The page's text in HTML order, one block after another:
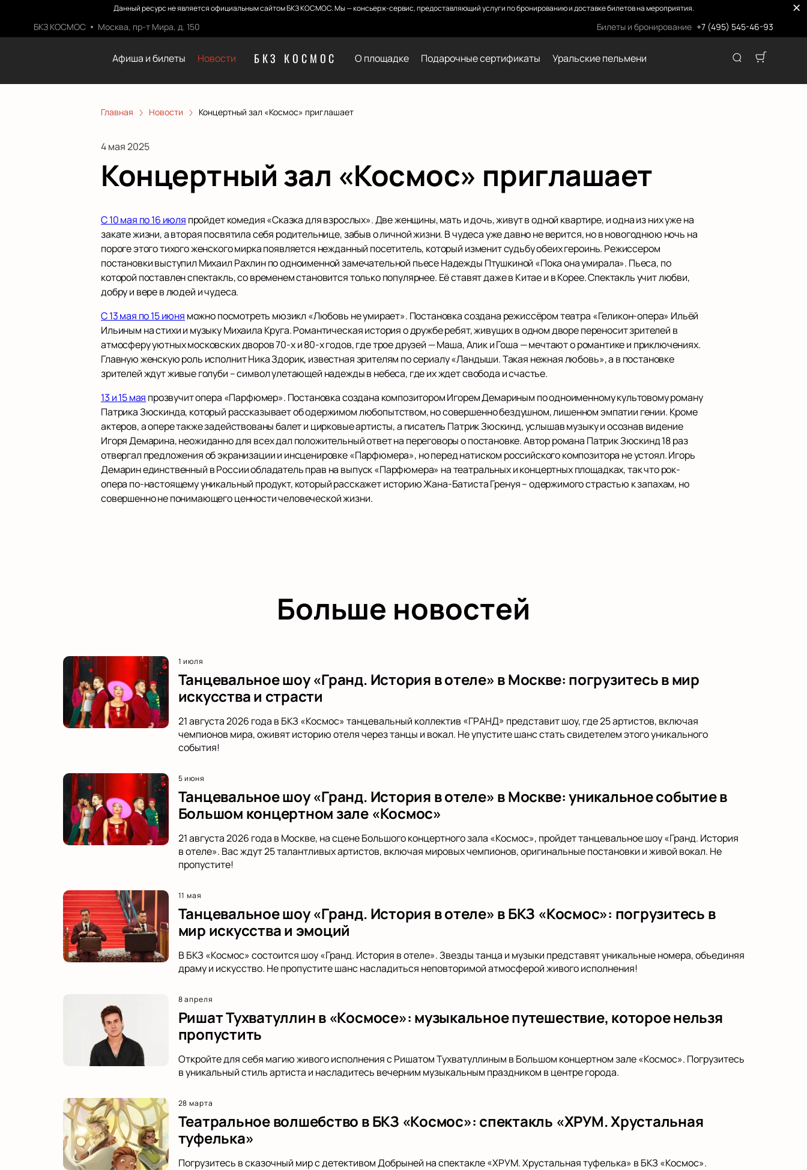
Данный ресурс не является официальным сайтом БКЗ КОСМОС. Мы — консьерж-сервис, предоставляющий услуги по бронированию и доставке билетов на мероприятия.
БКЗ КОСМОС Москва, пр-т Мира, д. 150 Билеты и бронирование +7 (495) 545-46-93
Афиша и билеты Новости БКЗ КОСМОС О площадке Подарочные сертификаты Уральские пельмени
Главная Новости Концертный зал «Космос» приглашает
4 мая 2025
Концертный зал «Космос» приглашает
С 10 мая по 16 июля пройдет комедия «Сказка для взрослых». Две женщины, мать и дочь, живут в одной квартире, и одна из них уже на
закате жизни, а вторая посвятила себя родительнице, забыв о личной жизни. В чудеса уже давно не верится, но в новогоднюю ночь на
пороге этого тихого женского мирка появляется нежданный посетитель, который изменит судьбу обеих героинь. Режиссером
постановки выступил Михаил Рахлин по одноименной замечательной пьесе Надежды Птушкиной «Пока она умирала». Пьеса, по
которой поставлен спектакль, со временем становится только популярнее. Её ставят даже в Китае и в Корее. Спектакль учит любви,
добру и вере в людей и чудеса.
С 13 мая по 15 июня можно посмотреть мюзикл «Любовь не умирает». Постановка создана режиссёром театра «Геликон-опера» Ильёй
Ильиным на стихи и музыку Михаила Круга. Романтическая история о дружбе ребят, живущих в одном дворе переносит зрителей в
атмосферу уютных московских дворов 70-х и 80-х годов, где трое друзей — Маша, Алик и Гоша — мечтают о романтике и приключениях.
Главную женскую роль исполнит Ника Здорик, известная зрителям по сериалу «Ландыши. Такая нежная любовь», а в постановке
зрителей ждут живые голуби – символ улетающей надежды в небеса, где их ждет свобода и счастье.
13 и 15 мая прозвучит опера «Парфюмер». Постановка создана композитором Игорем Демариным по одноименному культовому роману
Патрика Зюскинда, который рассказывает об одержимом любопытством, но совершенно бездушном, лишенном эмпатии гении. Кроме
актеров, а опере также задействованы балет и цирковые артисты, а писатель Патрик Зюскинд, услышав музыку и осознав видение
Игоря Демарина, неожиданно для всех дал положительный ответ на переговоры о постановке. Автор романа Патрик Зюскинд 18 раз
отвергал предложения об экранизации и инсценировке «Парфюмера», но перед натиском российского композитора не устоял. Игорь
Демарин единственный в России обладатель прав на выпуск «Парфюмера» на театральных и концертных площадках, так что рок-
опера по-настоящему уникальный продукт, который расскажет историю Жана-Батиста Гренуя – одержимого страстью к запахам, но
совершенно не понимающего ценности человеческой жизни.
Больше новостей
1 июля
Танцевальное шоу «Гранд. История в отеле» в Москве: погрузитесь в мир
искусства и страсти
21 августа 2026 года в БКЗ «Космос» танцевальный коллектив «ГРАНД» представит шоу, где 25 артистов, включая
чемпионов мира, оживят историю отеля через танцы и вокал. Не упустите шанс стать свидетелем этого уникального
события!
5 июня
Танцевальное шоу «Гранд. История в отеле» в Москве: уникальное событие в
Большом концертном зале «Космос»
21 августа 2026 года в Москве, на сцене Большого концертного зала «Космос», пройдет танцевальное шоу «Гранд. История
в отеле». Вас ждут 25 талантливых артистов, включая мировых чемпионов, оригинальные постановки и живой вокал. Не
пропустите!
11 мая
Танцевальное шоу «Гранд. История в отеле» в БКЗ «Космос»: погрузитесь в
мир искусства и эмоций
В БКЗ «Космос» состоится шоу «Гранд. История в отеле». Звезды танца и музыки представят уникальные номера, объединяя
драму и искусство. Не пропустите шанс насладиться неповторимой атмосферой живого исполнения!
8 апреля
Ришат Тухватуллин в «Космосе»: музыкальное путешествие, которое нельзя
пропустить
Откройте для себя магию живого исполнения с Ришатом Тухватуллиным в Большом концертном зале «Космос». Погрузитесь
в уникальный стиль артиста и насладитесь вечерним музыкальным праздником в центре города.
28 марта
Театральное волшебство в БКЗ «Космос»: спектакль «ХРУМ. Хрустальная
туфелька»
Погрузитесь в сказочный мир с детективом Добрыней на спектакле «ХРУМ. Хрустальная туфелька» в БКЗ «Космос».